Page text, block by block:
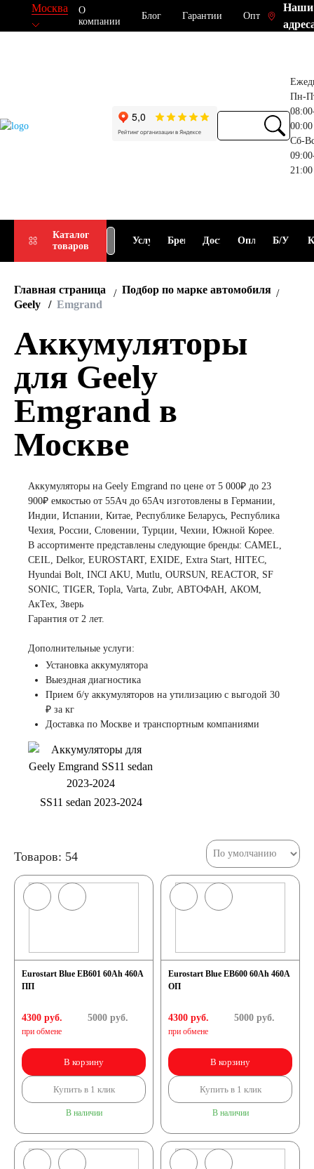
Москва
О
компании
Блог Гарантии Опт
Наши
Пн-
00:00
Сб-
21:00
Каталог
товаров
Подбор
АКБ
Услуги Бренды ДоставкаОплата Б/У
Главная страница
Подбор по марке автомобиля
Geely
Emgrand
Аккумуляторы
для Geely
Emgrand в
Москве
Аккумуляторы на Geely Emgrand по цене от 5 000₽ до 23
900₽ емкостью от 55Ач до 65Ач изготовлены в Германии,
Индии, Испании, Китае, Республике Беларусь, Республика
Чехия, России, Словении, Турции, Чехии, Южной Корее.
В ассортименте представлены следующие бренды: CAMEL,
CEIL, Delkor, EUROSTART, EXIDE, Extra Start, HITEC,
Hyundai Bolt, INCI AKU, Mutlu, OURSUN, REACTOR, SF
SONIC, TIGER, Topla, Varta, Zubr, АВТОФАН, АКОМ,
АкТех, Зверь
Гарантия от 2 лет.
Дополнительные услуги:
Установка аккумулятора
Выездная диагностика
Прием б/у аккумуляторов на утилизацию с выгодой 30
₽ за кг
Доставка по Москве и транспортным компаниями
SS11 sedan 2023-2024
Товаров: 54
Eurostart Blue EB601 60Ah 460A
ПП
4300 руб.
при обмене
5000руб.
В корзину
Купить в 1 клик
В наличии
Eurostart Blue EB600 60Ah 460A
ОП
4300 руб.
при обмене
5000руб.
В корзину
Купить в 1 клик
В наличии